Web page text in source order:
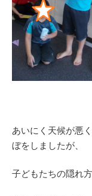
あいにく天候が悪
ぼをしましたが、
子どもたちの隠れ